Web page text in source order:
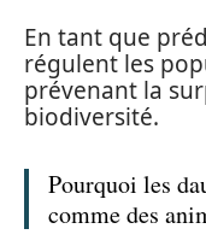
En tant que
régulent les
prévenant la
biodiversité.
Pourquoi les
comme des